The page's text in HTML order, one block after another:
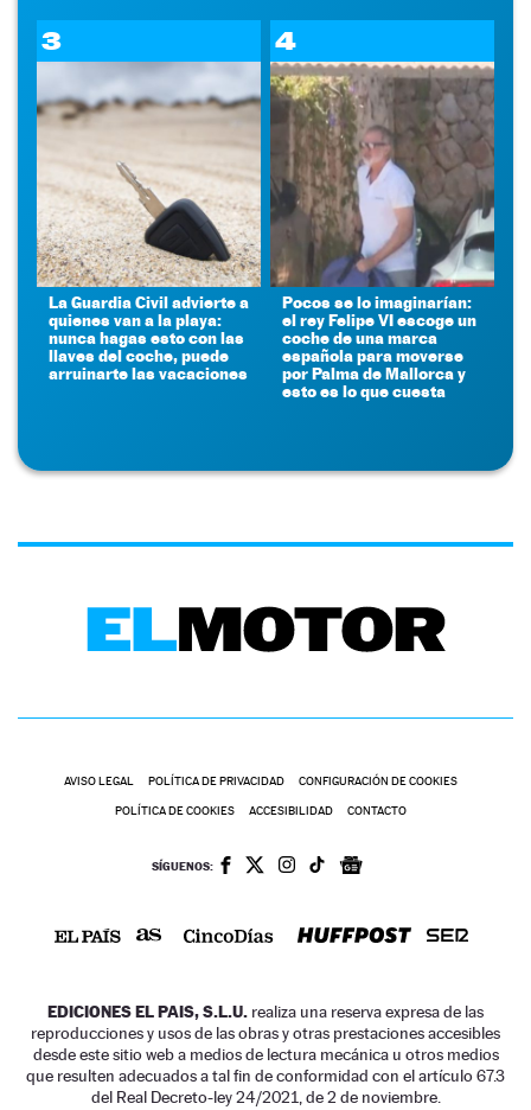
3
La Guardia Civil advierte a
quienes van a la playa:
nunca hagas esto con las
llaves del coche, puede
arruinarte las vacaciones
4
Pocos se lo imaginarían:
el rey Felipe VI escoge un
coche de una marca
española para moverse
por Palma de Mallorca y
esto es lo que cuesta
AVISO LEGAL POLÍTICA DE PRIVACIDAD CONFIGURACIÓN DE COOKIES
POLÍTICA DE COOKIES ACCESIBILIDAD CONTACTO
SÍGUENOS:
EDICIONES EL PAIS, S.L.U. realiza una reserva expresa de las
reproducciones y usos de las obras y otras prestaciones accesibles
desde este sitio web a medios de lectura mecánica u otros medios
que resulten adecuados a tal fin de conformidad con el artículo 67.3
del Real Decreto-ley 24/2021, de 2 de noviembre.